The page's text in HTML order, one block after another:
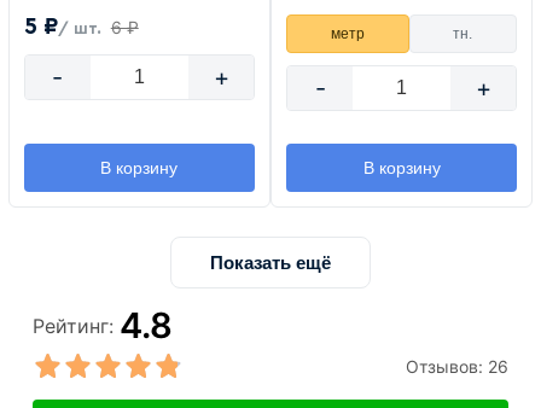
5 ₽/ шт. 6 ₽
- +
В корзину
метр тн.
- +
В корзину
Показать ещё
Рейтинг: 4.8
Отзывов: 26